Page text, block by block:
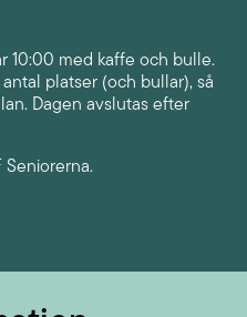
10:00 med kaffe och bulle.
platser (och bullar), så
Dagen avslutas efter
Seniorerna.